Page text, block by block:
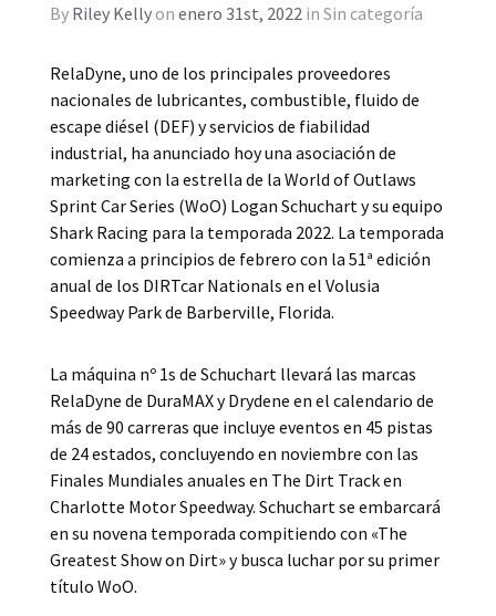
By Riley Kellyon enero 31st, 2022 in Sin categoría
RelaDyne, uno de los principales proveedores
nacionales de lubricantes, combustible, fluido de
escape diésel (DEF) y servicios de fiabilidad
industrial, ha anunciado hoy una asociación de
marketing con la estrella de la World of Outlaws
Sprint Car Series (WoO) Logan Schuchart y su equipo
Shark Racing para la temporada 2022. La temporada
comienza a principios de febrero con la 51ª edición
anual de los DIRTcar Nationals en el Volusia
Speedway Park de Barberville, Florida.
La máquina nº 1s de Schuchart llevará las marcas
RelaDyne de DuraMAX y Drydene en el calendario de
más de 90 carreras que incluye eventos en 45 pistas
de 24 estados, concluyendo en noviembre con las
Finales Mundiales anuales en The Dirt Track en
Charlotte Motor Speedway. Schuchart se embarcará
en su novena temporada compitiendo con «The
Greatest Show on Dirt» y busca luchar por su primer
título WoO.